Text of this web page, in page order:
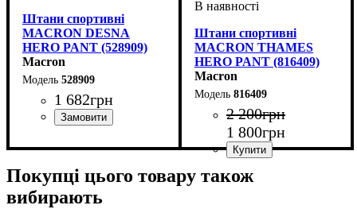
Штани спортивні
MACRON DESNA
HERO PANT (528909)
Macron
528909
1 682грн
Штани спортивні
MACRON THAMES
HERO PANT (816409)
Macron
816409
2 200грн
1 800грн
Покупці цього товару також
вибирають